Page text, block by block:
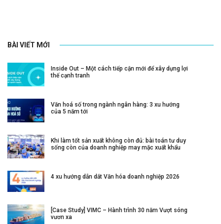
BÀI VIẾT MỚI
Inside Out – Một cách tiếp cận mới để xây dựng lợi
thế cạnh tranh
Văn hoá số trong ngành ngân hàng: 3 xu hướng
của 5 năm tới
Khi làm tốt sản xuất không còn đủ: bài toán tư duy
sống còn của doanh nghiệp may mặc xuất khẩu
4 xu hướng dẫn dắt Văn hóa doanh nghiệp 2026
[Case Study] VIMC – Hành trình 30 năm Vượt sóng
vươn xa